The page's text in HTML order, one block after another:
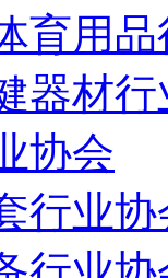
育用
器材
协会
行业协